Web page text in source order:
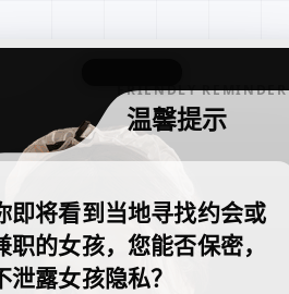
FRIENDLY REMINDER
温馨提示
即将看到当地寻找约会或
职的女孩，您能否保密，
泄露女孩隐私？